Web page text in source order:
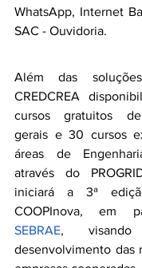
WhatsApp, Internet
SAC - Ouvidoria.
Além das
CREDCREA
cursos gratuitos
gerais e 30 cursos
áreas de
através do
iniciará a 3ª
SEBRAE, visando
desenvolvimento das